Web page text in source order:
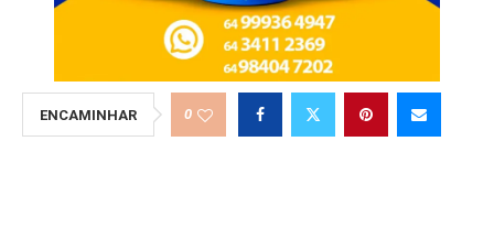
ENCAMINHAR 0